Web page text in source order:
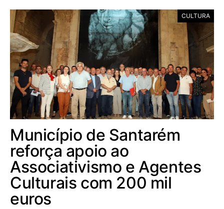
CULTURA
Município de Santarém
reforça apoio ao
Associativismo e Agentes
Culturais com 200 mil
euros